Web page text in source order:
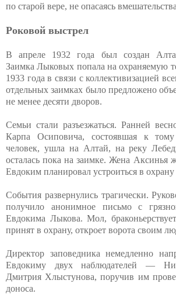
по старой вере, не опасаясь
Роковой выстрел
В апреле 1932 года был создан
Заимка Лыковых попала на охраняемую
1933 года в связи с коллективизацией
отдельных заимках было предложено
не менее десяти дворов.
Семьи стали разъезжаться. Ранней
Карпа Осиповича, состоявшая к
человек, ушла на Алтай, на реку
осталась пока на заимке. Жена Аксинья
Евдоким планировал устроиться в охрану
События развернулись трагически.
получило анонимное письмо с
Евдокима Лыкова. Мол,
принят в охрану, откроет ворота своим
Директор заповедника немедленно
Евдокиму двух наблюдателей —
Дмитрия Хлыстунова, поручив им
доноса.